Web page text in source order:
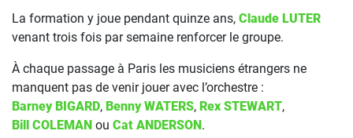
La formation y joue pendant quinze ans, Claude LUTER
venant trois fois par semaine renforcer le groupe.
À chaque passage à Paris les musiciens étrangers ne
manquent pas de venir jouer avec l’orchestre :
Barney BIGARD, Benny WATERS, Rex STEWART,
Bill COLEMAN ou Cat ANDERSON .